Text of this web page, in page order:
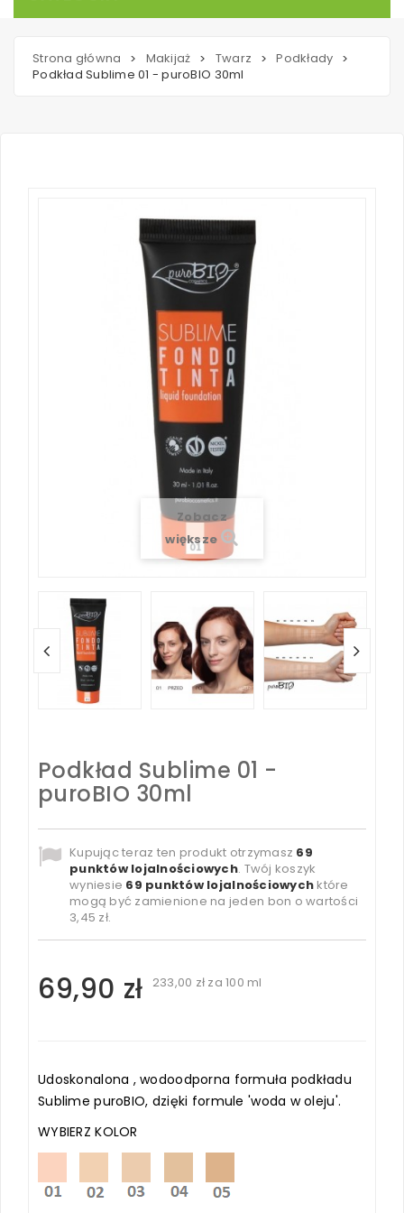
Strona główna > Makijaż > Twarz > Podkłady >
Podkład Sublime 01 - puroBIO 30ml
Zobacz
większe
Podkład Sublime 01 -
puroBIO 30ml
Kupując teraz ten produkt otrzymasz 69
punktów lojalnościowych. Twój koszyk
wyniesie 69 punktów lojalnościowych które
mogą być zamienione na jeden bon o wartości
3,45 zł.
69,90 zł 233,00 zł za 100 ml
Udoskonalona , wodoodporna formuła podkładu
Sublime puroBIO, dzięki formule 'woda w oleju'.
WYBIERZ KOLOR